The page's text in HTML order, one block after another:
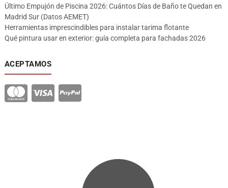
Último Empujón de Piscina 2026: Cuántos Días de Baño te Quedan en
Madrid Sur (Datos AEMET)
Herramientas imprescindibles para instalar tarima flotante
Qué pintura usar en exterior: guía completa para fachadas 2026
ACEPTAMOS